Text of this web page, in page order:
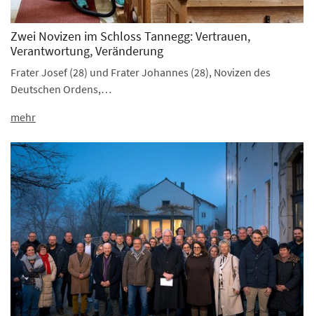
Zwei Novizen im Schloss Tannegg: Vertrauen,
Verantwortung, Veränderung
Frater Josef (28) und Frater Johannes (28), Novizen des
Deutschen Ordens,…
mehr